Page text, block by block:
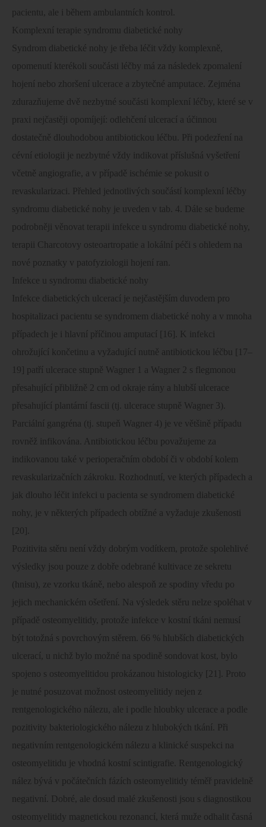
pacientu, ale i během ambulantních kontrol.
Komplexní terapie syndromu diabetické nohy
Syndrom diabetické nohy je třeba léčit vždy komplexně,
opomenutí kterékoli součásti léčby má za následek zpomalení
hojení nebo zhoršení ulcerace a zbytečné amputace. Zejména
zdurazňujeme dvě nezbytné součásti komplexní léčby, které se v
praxi nejčastěji opomíjejí: odlehčení ulcerací a účinnou
dostatečně dlouhodobou antibiotickou léčbu. Při podezření na
cévní etiologii je nezbytné vždy indikovat příslušná vyšetření
včetně angiografie, a v případě ischémie se pokusit o
revaskularizaci. Přehled jednotlivých součástí komplexní léčby
syndromu diabetické nohy je uveden v tab. 4. Dále se budeme
podrobněji věnovat terapii infekce u syndromu diabetické nohy,
terapii Charcotovy osteoartropatie a lokální péči s ohledem na
nové poznatky v patofyziologii hojení ran.
Infekce u syndromu diabetické nohy
Infekce diabetických ulcerací je nejčastějším duvodem pro
hospitalizaci pacientu se syndromem diabetické nohy a v mnoha
případech je i hlavní příčinou amputací [16]. K infekci
ohrožující končetinu a vyžadující nutně antibiotickou léčbu [17–
19] patří ulcerace stupně Wagner 1 a Wagner 2 s flegmonou
přesahující přibližně 2 cm od okraje rány a hlubší ulcerace
přesahující plantární fascii (tj. ulcerace stupně Wagner 3).
Parciální gangréna (tj. stupeň Wagner 4) je ve většině případu
rovněž infikována. Antibiotickou léčbu považujeme za
indikovanou také v perioperačním období či v období kolem
revaskularizačních zákroku. Rozhodnutí, ve kterých případech a
jak dlouho léčit infekci u pacienta se syndromem diabetické
nohy, je v některých případech obtížné a vyžaduje zkušenosti
[20].
Pozitivita stěru není vždy dobrým vodítkem, protože spolehlivé
výsledky jsou pouze z dobře odebrané kultivace ze sekretu
(hnisu), ze vzorku tkáně, nebo alespoň ze spodiny vředu po
jejich mechanickém ošetření. Na výsledek stěru nelze spoléhat v
případě osteomyelitidy, protože infekce v kostní tkáni nemusí
být totožná s povrchovým stěrem. 66 % hlubších diabetických
ulcerací, u nichž bylo možné na spodině sondovat kost, bylo
spojeno s osteomyelitidou prokázanou histologicky [21]. Proto
je nutné posuzovat možnost osteomyelitidy nejen z
rentgenologického nálezu, ale i podle hloubky ulcerace a podle
pozitivity bakteriologického nálezu z hlubokých tkání. Při
negativním rentgenologickém nálezu a klinické suspekci na
osteomyelitidu je vhodná kostní scintigrafie. Rentgenologický
nález bývá v počátečních fázích osteomyelitidy téměř pravidelně
negativní. Dobré, ale dosud malé zkušenosti jsou s diagnostikou
osteomyelitidy magnetickou rezonancí, která muže odhalit časná